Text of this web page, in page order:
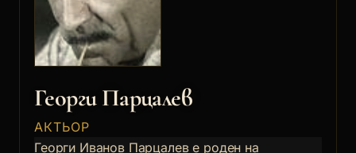
Георги Парцалев
АКТЬОР
Георги Иванов Парцалев е роден на